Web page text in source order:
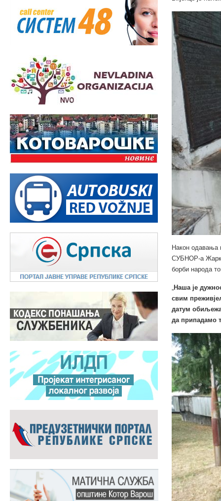
Након одавања
СУБНОР-а Жарко
борби народа
„Наша је
свим
датум
да припадамо